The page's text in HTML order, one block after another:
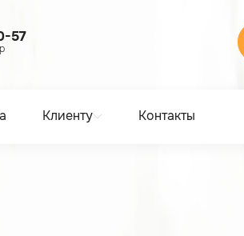
57
Клиенту Контакты